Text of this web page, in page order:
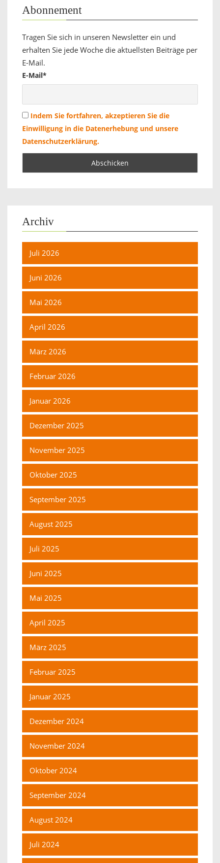
Abonnement
Tragen Sie sich in unseren Newsletter ein und
erhalten Sie jede Woche die aktuellsten Beiträge per
E-Mail.
E-Mail*
Indem Sie fortfahren, akzeptieren Sie die
Einwilligung in die Datenerhebung und unsere
Datenschutzerklärung.
Archiv
Juli 2026
Juni 2026
Mai 2026
April 2026
März 2026
Februar 2026
Januar 2026
Dezember 2025
November 2025
Oktober 2025
September 2025
August 2025
Juli 2025
Juni 2025
Mai 2025
April 2025
März 2025
Februar 2025
Januar 2025
Dezember 2024
November 2024
Oktober 2024
September 2024
August 2024
Juli 2024